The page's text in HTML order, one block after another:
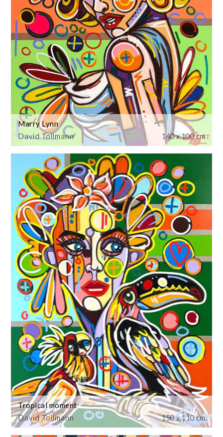
David Tollmann
Marry Lynn
140 x 100 cm
David Tollmann
Tropical moment
150 x 110 cm